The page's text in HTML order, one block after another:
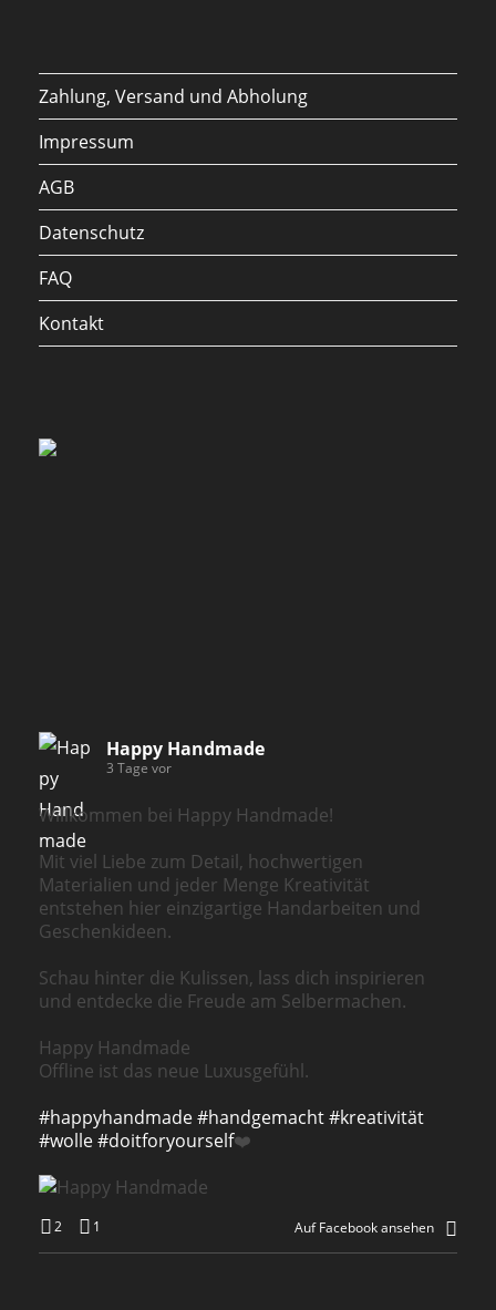
Zahlung, Versand und Abholung
Impressum
AGB
Datenschutz
FAQ
Kontakt
Happy Handmade
3 Tage vor
Willkommen bei Happy Handmade!
Mit viel Liebe zum Detail, hochwertigen
Materialien und jeder Menge Kreativität
entstehen hier einzigartige Handarbeiten und
Geschenkideen.
Schau hinter die Kulissen, lass dich inspirieren
und entdecke die Freude am Selbermachen.
Happy Handmade
Offline ist das neue Luxusgefühl.
#happyhandmade#handgemacht#kreativität
#wolle#doitforyourself❤️
2 1 Auf Facebook ansehen